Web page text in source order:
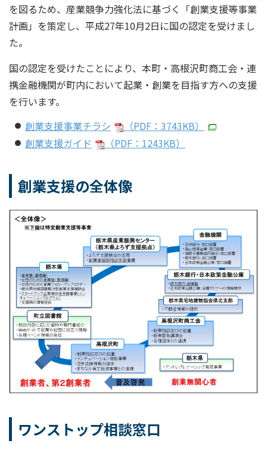
を図るため、産業競争力強化法に基づく「創業支援等事業
計画」を策定し、平成27年10月2日に国の認定を受けまし
た。
国の認定を受けたことにより、本町・高根沢町商工会・連
携金融機関が町内において起業・創業を目指す方への支援
を行います。
創業支援事業チラシ
（PDF：3743KB）
創業支援ガイド
（PDF：1243KB）
創業支援の全体像
ワンストップ相談窓口